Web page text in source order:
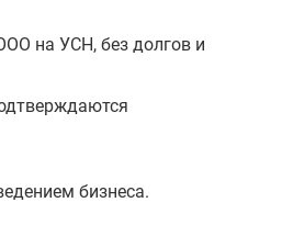
на УСН, без долгов и
бизнеса.